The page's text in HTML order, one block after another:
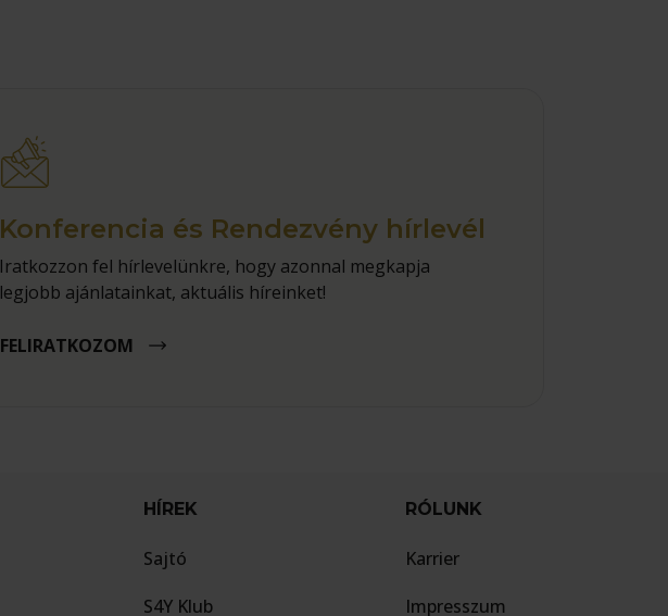
Konferencia és Rendezvény hírlevél
Iratkozzon fel hírlevelünkre, hogy azonnal megkapja
legjobb ajánlatainkat, aktuális híreinket!
FELIRATKOZOM
HÍREK
Sajtó
S4Y Klub
RÓLUNK
Karrier
Impresszum